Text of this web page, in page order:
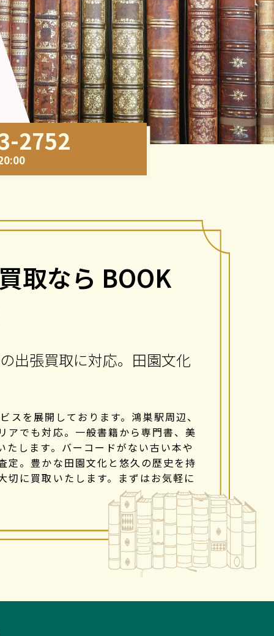
2752
取なら BOOK
出張買取に対応。田園文化
を展開しております。鴻巣駅周辺、
アでも対応。一般書籍から専門書、美
します。バーコードがない古い本や
定。豊かな田園文化と悠久の歴史を持
に買取いたします。まずはお気軽に